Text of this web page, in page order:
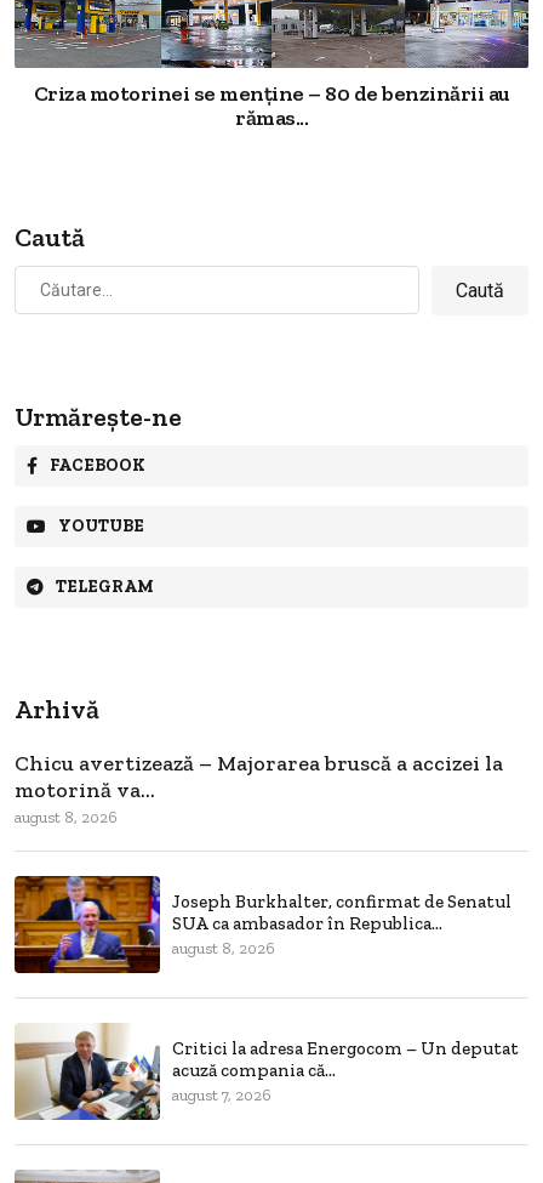
Criza motorinei se menține – 80 de benzinării au
rămas...
Caută
după:
Urmărește-ne
FACEBOOK
YOUTUBE
TELEGRAM
Arhivă
Chicu avertizează – Majorarea bruscă a accizei la
motorină va...
august 8, 2026
Joseph Burkhalter, confirmat de Senatul
SUA ca ambasador în Republica...
august 8, 2026
Critici la adresa Energocom – Un deputat
acuză compania că...
august 7, 2026